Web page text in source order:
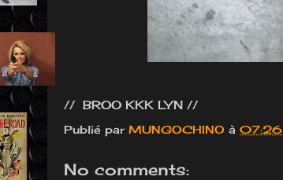
// BROO KKK LYN //
Publié par MUNGOCHINO à 07:26
No comments: